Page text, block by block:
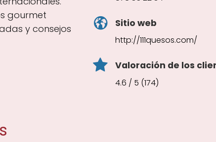
gourmet
y consejos
Sitio web
http://111quesos.com/
Valoración de los
4.6 / 5 (174)